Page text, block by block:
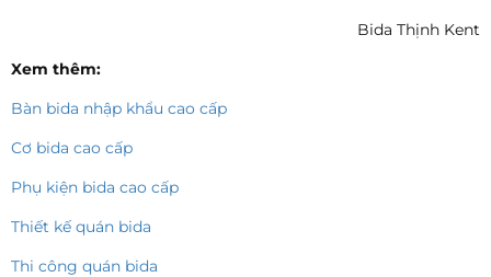
Bida Thịnh Kent
Xem thêm:
Bàn bida nhập khẩu cao cấp
Cơ bida cao cấp
Phụ kiện bida cao cấp
Thiết kế quán bida
Thi công quán bida